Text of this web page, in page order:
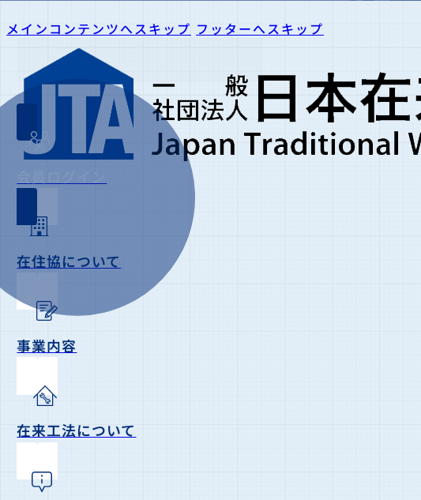
メインコンテンツへスキップ フッターへスキップ
在住協について
事業内容
在来工法について